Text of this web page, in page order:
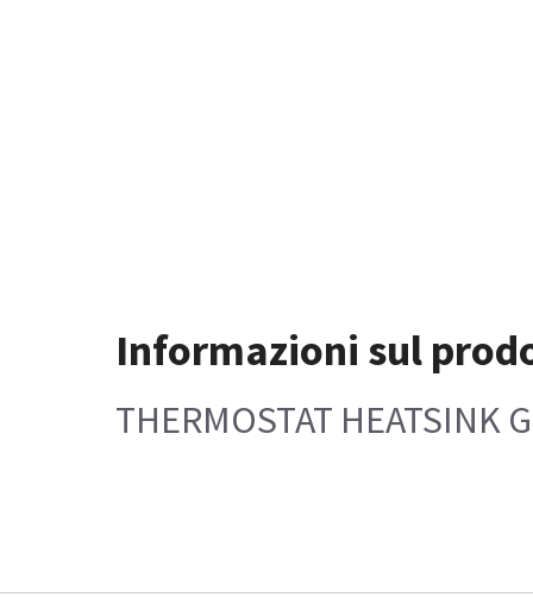
Informazioni sul
THERMOSTAT HEATSINK